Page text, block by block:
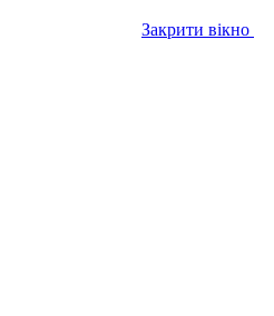
Закрити вікно